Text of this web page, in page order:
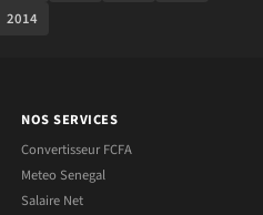
2014
NOS SERVICES
Convertisseur FCFA
Meteo Senegal
Salaire Net